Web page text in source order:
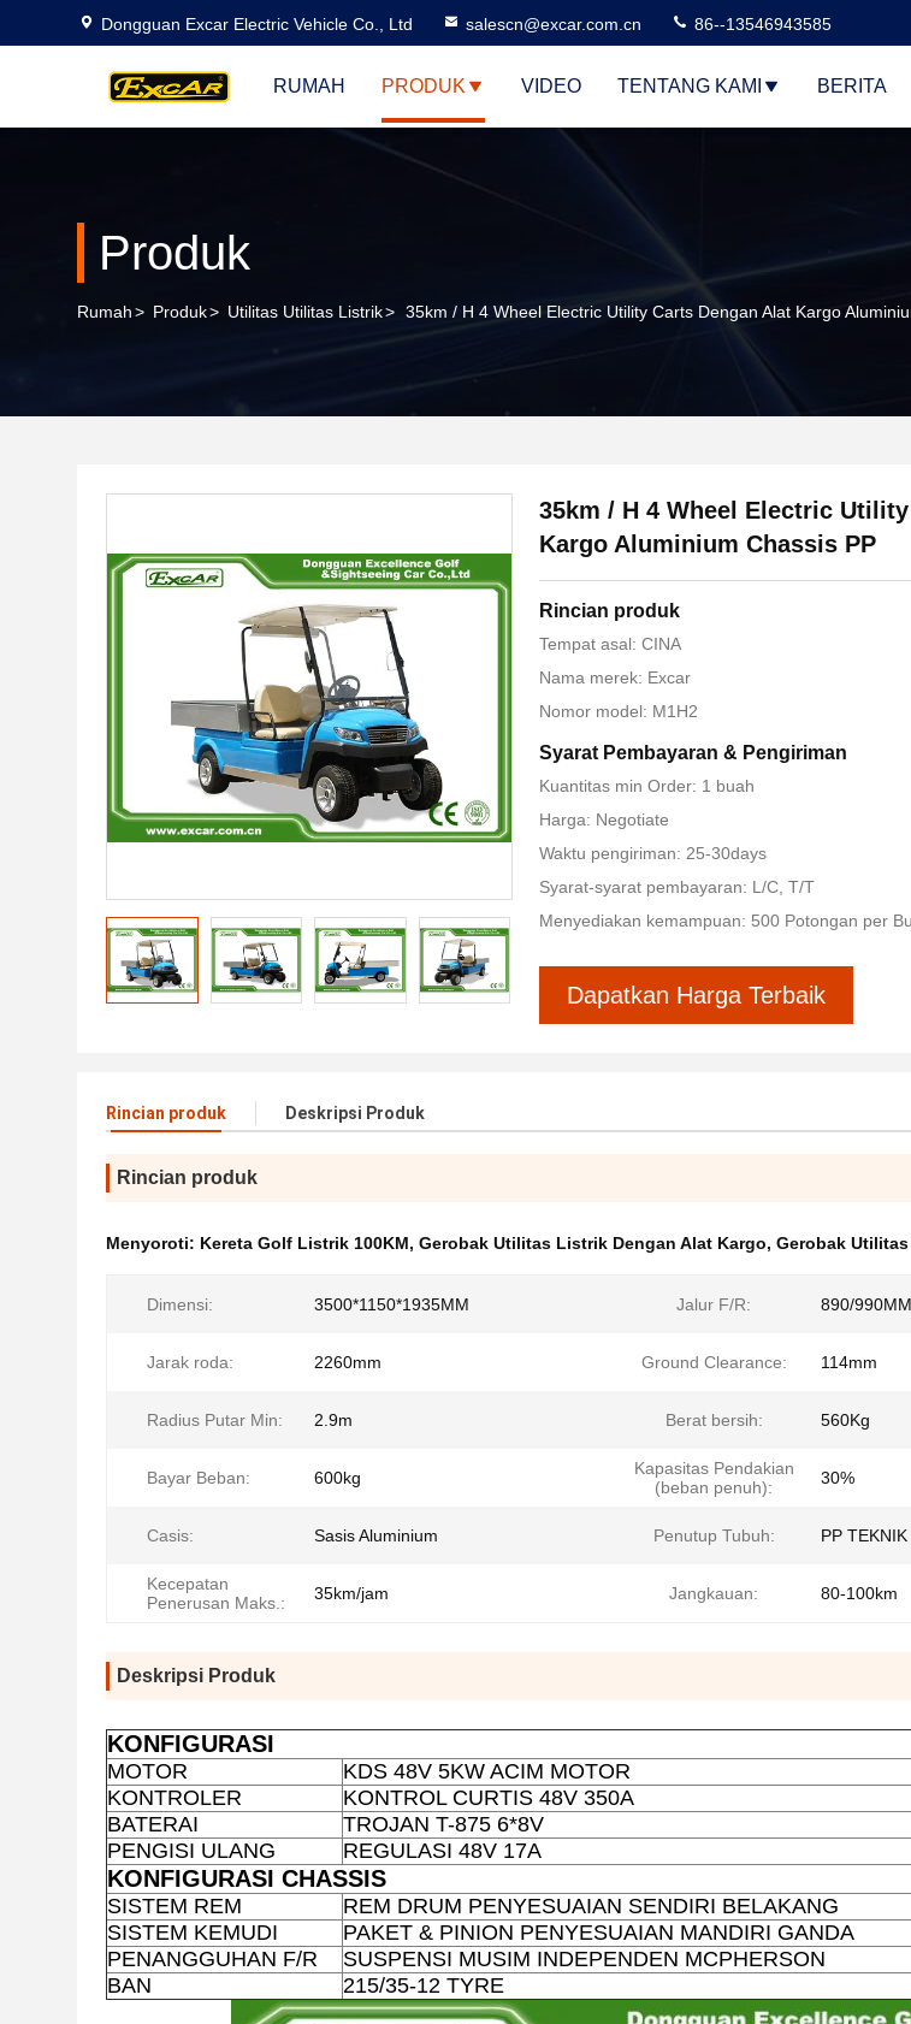
Dongguan Excar Electric Vehicle Co., Ltd salescn@excar.com.cn 86--13546943585
RUMAH PRODUK VIDEO TENTANG KAMI BERITA
Produk
Rumah> Produk> Utilitas Utilitas Listrik> 35km / H 4 Wheel Electric Utility Carts Dengan Alat Kargo
35km / H 4 Wheel Electric
Kargo Aluminium Chassis PP
Rincian produk
Tempat asal: CINA
Nama merek: Excar
Nomor model: M1H2
Syarat Pembayaran & Pengiriman
Kuantitas min Order: 1 buah
Harga: Negotiate
Waktu pengiriman: 25-30days
Syarat-syarat pembayaran: L/C, T/T
Menyediakan kemampuan: 500 Potongan per
Dapatkan Harga Terbaik
Rincian produk Deskripsi Produk
Rincian produk
Menyoroti: Kereta Golf Listrik 100KM, Gerobak Utilitas Listrik Dengan Alat Kargo, Gerobak
Dimensi: 3500*1150*1935MM Jalur F/R: 890/990MM
Jarak roda: 2260mm Ground Clearance: 114mm
Radius Putar Min: 2.9m Berat bersih: 560Kg
Bayar Beban: 600kg
Kapasitas Pendakian
(beban penuh):
30%
Casis: Sasis Aluminium Penutup Tubuh: PP
Kecepatan
Penerusan Maks.:
35km/jam Jangkauan: 80-100km
Deskripsi Produk
KONFIGURASI
MOTOR
KDS 48V 5KW ACIM MOTOR
KONTROLER
KONTROL CURTIS 48V 350A
BATERAI
TROJAN T-875 6*8V
PENGISI ULANG
REGULASI 48V 17A
KONFIGURASI CHASSIS
SISTEM REM
REM DRUM PENYESUAIAN SENDIRI BELAKANG
SISTEM KEMUDI
PAKET & PINION PENYESUAIAN MANDIRI GANDA
PENANGGUHAN F/R
SUSPENSI MUSIM INDEPENDEN MCPHERSON
BAN
215/35-12 TYRE